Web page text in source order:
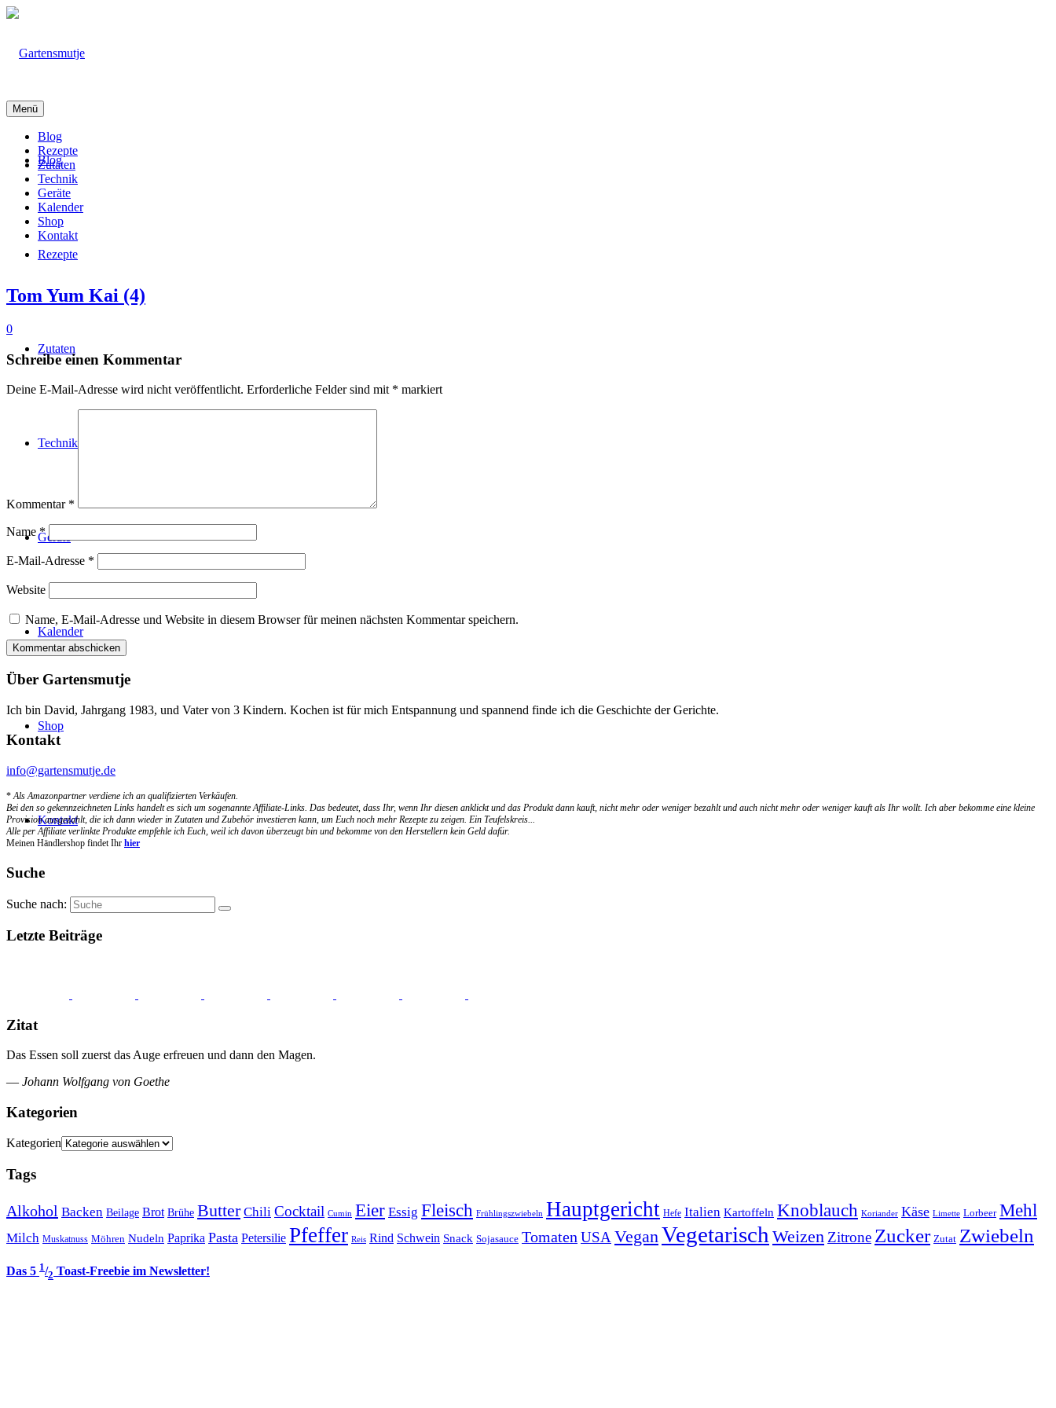
Blog
Rezepte
Zutaten
Technik
Geräte
Kalender
Shop
Kontakt
Menü
Blog
Rezepte
Zutaten
Technik
Geräte
Kalender
Shop
Kontakt
Tom Yum Kai (4)
0
Schreibe einen Kommentar
Deine E-Mail-Adresse wird nicht veröffentlicht. Erforderliche Felder sind mit * markiert
Kommentar *
Name*
E-Mail-Adresse *
Website
Name, E-Mail-Adresse und Website in diesem Browser für meinen nächsten Kommentar speichern.
Über Gartensmutje
Ich bin David, Jahrgang 1983, und Vater von 3 Kindern. Kochen ist für mich Entspannung und spannend finde ich die Geschichte der Gerichte.
Kontakt
info@gartensmutje.de
*Als Amazonpartner verdiene ich an qualifizierten Verkäufen.
Bei den so gekennzeichneten Links handelt es sich um sogenannte Affiliate-Links. Das bedeutet, dass Ihr, wenn Ihr diesen anklickt und das Produkt dann kauft, nicht mehr oder weniger bezahlt und auch nicht mehr oder weniger kauft als Ihr wollt. Ich aber bekomme eine kleine
Provision ausgezahlt, die ich dann wieder in Zutaten und Zubehör investieren kann, um Euch noch mehr Rezepte zu zeigen. Ein Teufelskreis...
Alle per Affiliate verlinkte Produkte empfehle ich Euch, weil ich davon überzeugt bin und bekomme von den Herstellern kein Geld dafür.
Meinen Händlershop findet Ihr hier
Suche
Suche nach:
Letzte Beiträge
Zitat
Das Essen soll zuerst das Auge erfreuen und dann den Magen.
— Johann Wolfgang von Goethe
Kategorien
Kategorien
Tags
Alkohol Backen Beilage Brot Brühe Butter Chili Cocktail Cumin Eier Essig Fleisch Frühlingszwiebeln Hauptgericht Hefe Italien Kartoffeln Knoblauch Koriander Käse Limette Lorbeer Mehl
Milch Muskatnuss Möhren Nudeln Paprika Pasta Petersilie Pfeffer Reis Rind Schwein Snack Sojasauce Tomaten USAVeganVegetarisch Weizen Zitrone Zucker Zutat Zwiebeln
Das 5 1/2 Toast-Freebie im Newsletter!